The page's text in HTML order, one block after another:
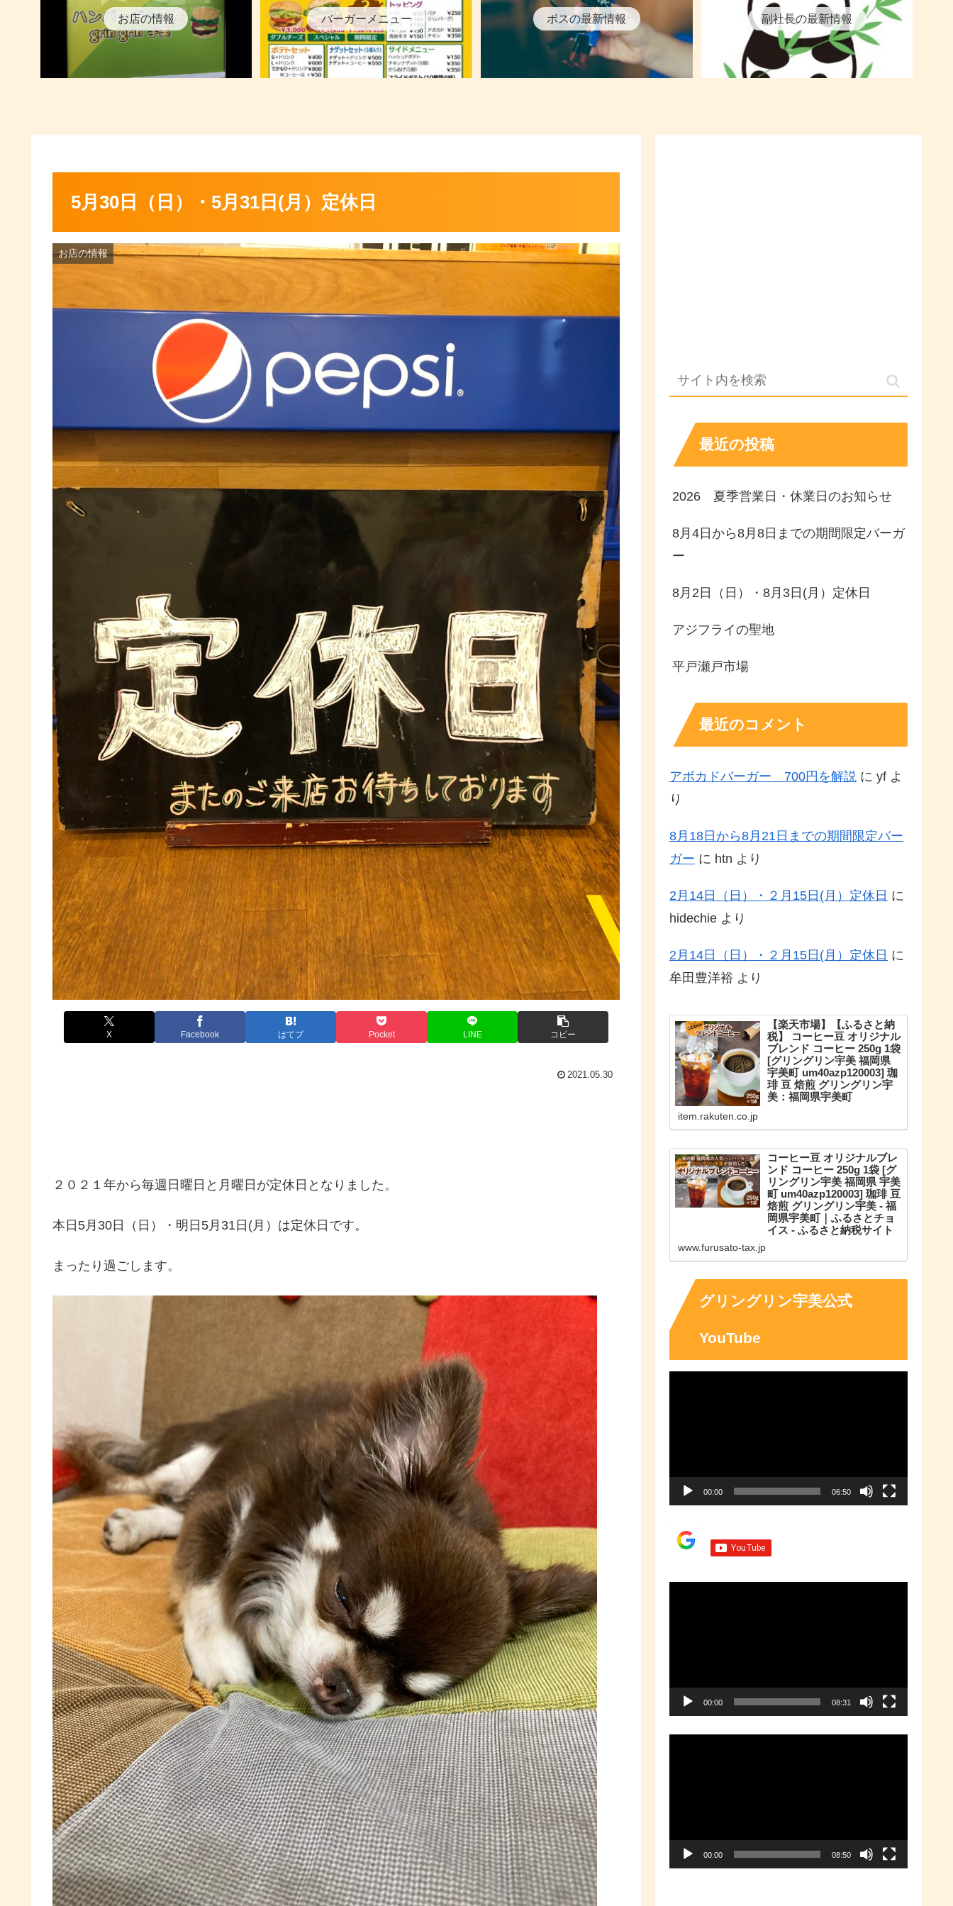
お店の情報 バーガーメニュー ボスの最新情報 副社長の最新情報
5月30日（日）・5月31日(月）定休日
お店の情報
X Facebook はてブ Pocket LINE コピー
2021.05.30
２０２１年から毎週日曜日と月曜日が定休日となりました。
本日5月30日（日）・明日5月31日(月）は定休日です。
まったり過ごします。
最近の投稿
2026 夏季営業日・休業日のお知らせ
8月4日から8月8日までの期間限定バーガ
ー
8月2日（日）・8月3日(月）定休日
アジフライの聖地
平戸瀬戸市場
最近のコメント
アボカドバーガー 700円を解説 に yf よ
り
8月18日から8月21日までの期間限定バー
ガー に htn より
2月14日（日）・２月15日(月）定休日 に
hidechie より
2月14日（日）・２月15日(月）定休日 に
牟田豊洋裕 より
【楽天市場】【ふるさと納
税】 コーヒー豆 オリジナル
ブレンド コーヒー 250g 1袋
[グリングリン宇美 福岡県
宇美町 um40azp120003] 珈
琲 豆 焙煎 グリングリン宇
美：福岡県宇美町
ジナルブレンド コーヒー 250g 1袋
item.rakuten.co.jp
コーヒー豆 オリジナルブレ
ンド コーヒー 250g 1袋 [グ
リングリン宇美 福岡県 宇美
町 um40azp120003] 珈琲 豆
焙煎 グリングリン宇美 - 福
岡県宇美町｜ふるさとチョ
イス - ふるさと納税サイト
満載のふるさと納税No.1サイト
の魅力を知ったうえで、あなたが
応援したい地域に簡単・便利にふ
るさと納税で寄付ができます。
www.furusato-tax.jp
グリングリン宇美公式
YouTube
00:00 06:50
00:00 08:31
00:00 08:50